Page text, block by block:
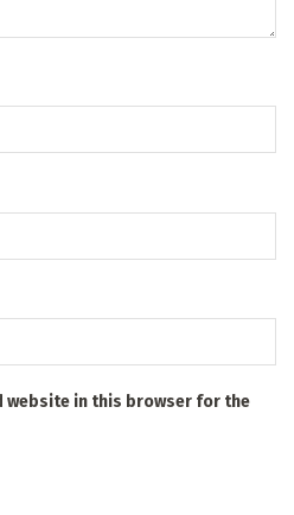
website in this browser for the